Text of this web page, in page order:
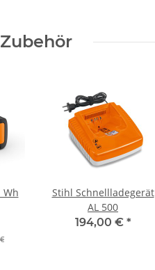
Zubehör
Wh
Stihl Schnellladegerät
AL 500
194,00 € *